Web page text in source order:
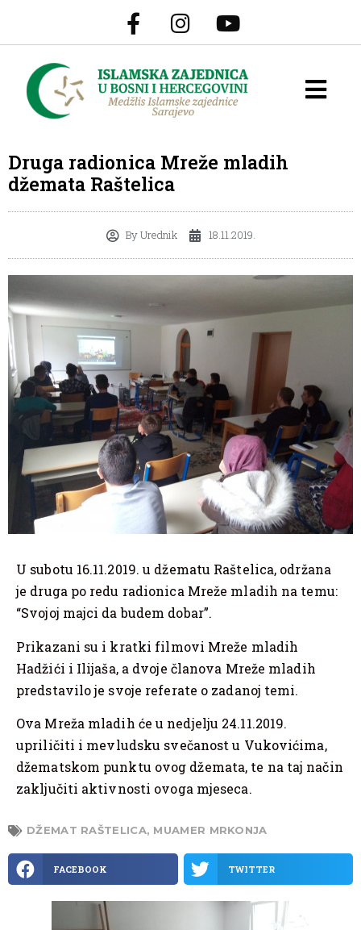
Druga radionica Mreže mladih
džemata Raštelica
ByUrednik 18.11.2019.
U subotu 16.11.2019. u džematu Raštelica, održana
je druga po redu radionica Mreže mladih na temu:
“Svojoj majci da budem dobar”.
Prikazani su i kratki filmovi Mreže mladih
Hadžići i Ilijaša, a dvoje članova Mreže mladih
predstavilo je svoje referate o zadanoj temi.
Ova Mreža mladih će u nedjelju 24.11.2019.
upriličiti i mevludsku svečanost u Vukovićima,
džematskom punktu ovog džemata, te na taj način
zaključiti aktivnosti ovoga mjeseca.
DŽEMAT RAŠTELICA, MUAMER MRKONJA
FACEBOOK TWITTER